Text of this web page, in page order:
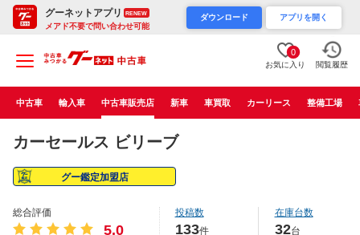
グーネットアプリ RENEW
メアド不要で問い合わせ可能
ダウンロード アプリを開く
0
お気に入り 閲覧履歴
中古車 輸入車 中古車販売店 新車 車買取 カーリース 整備工場
カーセールス ビリーブ
グー鑑定加盟店
総合評価
5.0
投稿数
133件
在庫台数
32台